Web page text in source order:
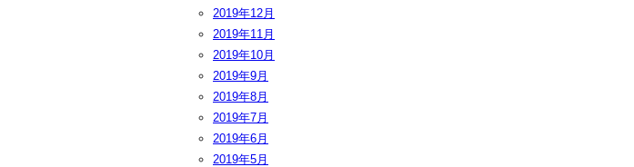
2019年12月
2019年11月
2019年10月
2019年9月
2019年8月
2019年7月
2019年6月
2019年5月